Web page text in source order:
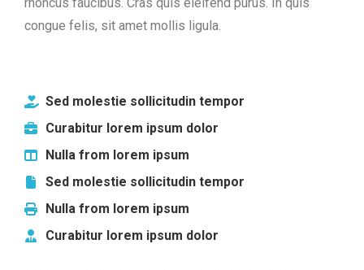
congue felis, sit amet mollis ligula.
Sed molestie sollicitudin tempor
Curabitur lorem ipsum dolor
Nulla from lorem ipsum
Sed molestie sollicitudin tempor
Nulla from lorem ipsum
Curabitur lorem ipsum dolor